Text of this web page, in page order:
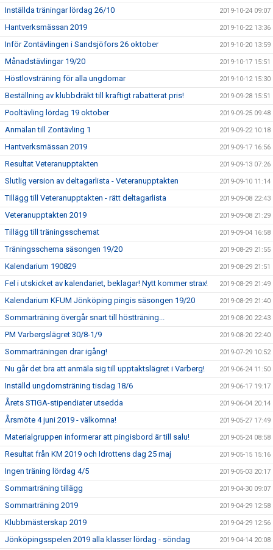
Inställda träningar lördag 26/10 2019-10-24 09:07
Hantverksmässan 2019 2019-10-22 13:36
Inför Zontävlingen i Sandsjöfors 26 oktober 2019-10-20 13:59
Månadstävlingar 19/20 2019-10-17 15:51
Höstlovsträning för alla ungdomar 2019-10-12 15:30
Beställning av klubbdräkt till kraftigt rabatterat pris! 2019-09-28 15:51
Pooltävling lördag 19 oktober 2019-09-25 09:48
Anmälan till Zontävling 1 2019-09-22 10:18
Hantverksmässan 2019 2019-09-17 16:56
Resultat Veteranupptakten 2019-09-13 07:26
Slutlig version av deltagarlista - Veteranupptakten 2019-09-10 11:14
TIllägg till Veteranupptakten - rätt deltagarlista 2019-09-08 22:43
Veteranupptakten 2019 2019-09-08 21:29
Tillägg till träningsschemat 2019-09-04 16:58
Träningsschema säsongen 19/20 2019-08-29 21:55
Kalendarium 190829 2019-08-29 21:51
Fel i utskicket av kalendariet, beklagar! Nytt kommer strax! 2019-08-29 21:49
Kalendarium KFUM Jönköping pingis säsongen 19/20 2019-08-29 21:40
Sommarträning övergår snart till höstträning... 2019-08-20 22:43
PM Varbergslägret 30/8-1/9 2019-08-20 22:40
Sommarträningen drar igång! 2019-07-29 10:52
Nu går det bra att anmäla sig till upptaktslägret i Varberg! 2019-06-24 11:50
Inställd ungdomsträning tisdag 18/6 2019-06-17 19:17
Årets STIGA-stipendiater utsedda 2019-06-04 20:14
Årsmöte 4 juni 2019 - välkomna! 2019-05-27 17:49
Materialgruppen informerar att pingisbord är till salu! 2019-05-24 08:58
Resultat från KM 2019 och Idrottens dag 25 maj 2019-05-15 15:16
Ingen träning lördag 4/5 2019-05-03 20:17
Sommarträning tillägg 2019-04-30 09:07
Sommarträning 2019 2019-04-29 12:58
Klubbmästerskap 2019 2019-04-29 12:56
Jönköpingsspelen 2019 alla klasser lördag - söndag 2019-04-14 20:08